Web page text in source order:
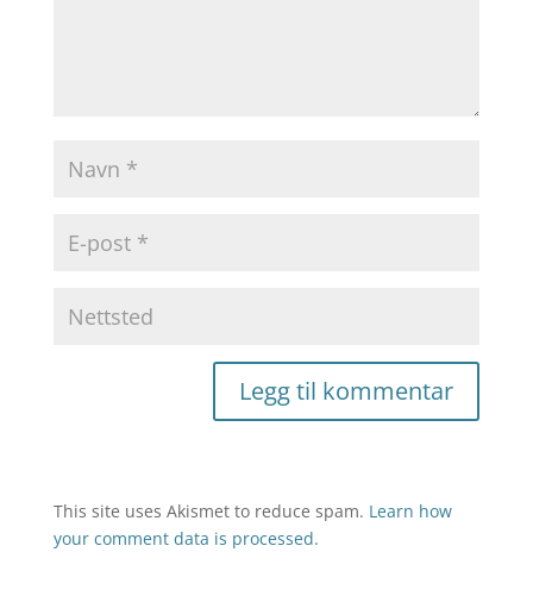
This site uses Akismet to reduce spam. Learn how
your comment data is processed.